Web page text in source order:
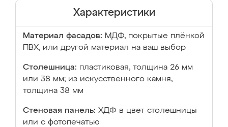
Характеристики
Материал фасадов: МДФ, покрытые плёнкой
ПВХ, или другой материал на ваш выбор
Столешница: пластиковая, толщина 26 мм
или 38 мм; из искусственного камня,
толщина 38 мм
Стеновая панель: ХДФ в цвет столешницы
или с фотопечатью